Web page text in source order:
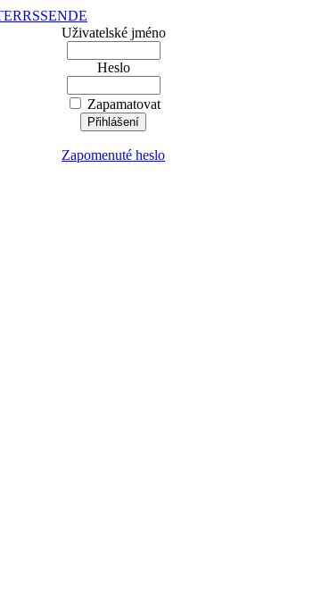
RSSENDE
Uživatelské jméno
Heslo
Zapamatovat
Zapomenuté heslo